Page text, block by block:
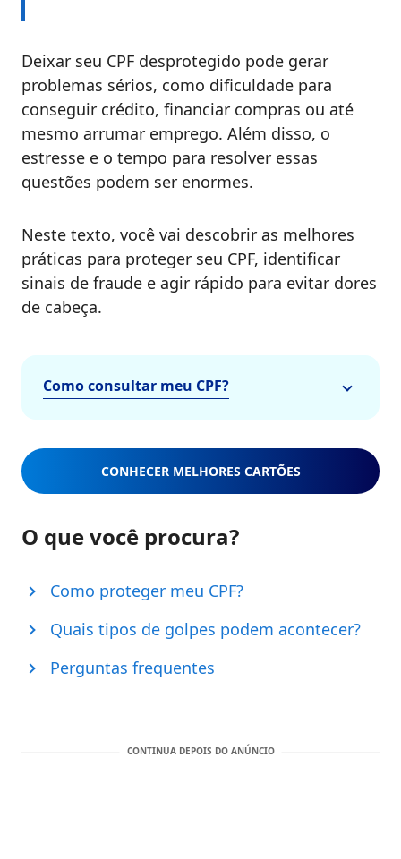
Deixar seu CPF desprotegido pode gerar
problemas sérios, como dificuldade para
conseguir crédito, financiar compras ou até
mesmo arrumar emprego. Além disso, o
estresse e o tempo para resolver essas
questões podem ser enormes.
Neste texto, você vai descobrir as melhores
práticas para proteger seu CPF, identificar
sinais de fraude e agir rápido para evitar dores
de cabeça.
Como consultar meu CPF?
CONHECER MELHORES CARTÕES
O que você procura?
Como proteger meu CPF?
Quais tipos de golpes podem acontecer?
Perguntas frequentes